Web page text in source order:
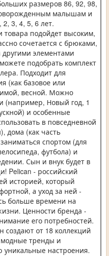
размеров 86, 92, 98,
малышам и
3, 4, 5, 6 лет.
подойдет высоким,
сочетается с брюками,
элементами
подобрать комплект
Подходит для
(как базовое или
весной. Можно
(например, Новый год, 1
и особенные
в повседневной
дома (как часть
спортом (для
футбола) и
Сын и внук будет в
Pelican - российский
историей, который
а уход за ней -
больше времени на
Ценности бренда -
его потребностей.
создают от 18 коллекций
тренды и
настроения.